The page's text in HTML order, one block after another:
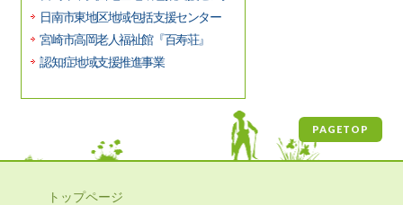
日南市東地区地域包括支援センター
宮崎市高岡老人福祉館『百寿荘』
認知症地域支援推進事業
PAGETOP
トップページ